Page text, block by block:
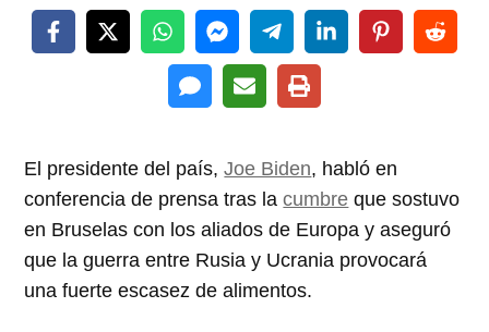
El presidente del país,Joe Biden, habló en
conferencia de prensa tras lacumbre que sostuvo
en Bruselas con los aliados de Europa y aseguró
que la guerra entre Rusia y Ucrania provocará
una fuerte escasez de alimentos.